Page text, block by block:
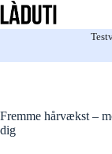
Spring
til
Fremme hårvækst –
dig